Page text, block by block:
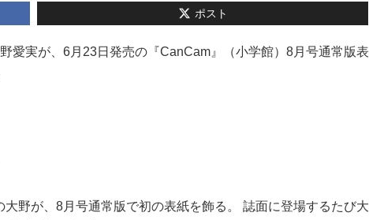
ポスト
愛実が、6月23日発売の『CanCam』（小学館）8月号通常版表
野が、8月号通常版で初の表紙を飾る。 誌面に登場するたび大